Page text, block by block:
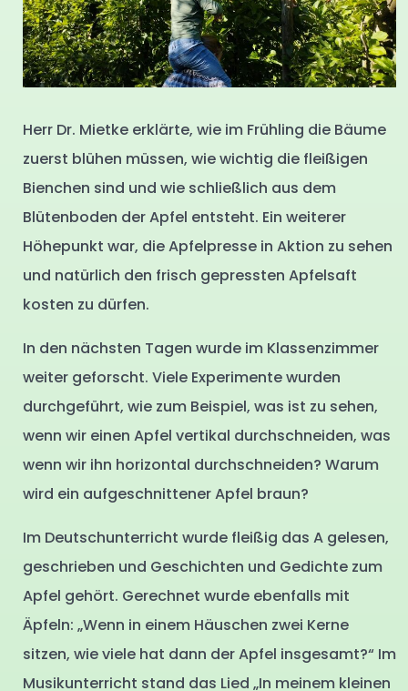
Herr Dr. Mietke erklärte, wie im Frühling die Bäume
zuerst blühen müssen, wie wichtig die fleißigen
Bienchen sind und wie schließlich aus dem
Blütenboden der Apfel entsteht. Ein weiterer
Höhepunkt war, die Apfelpresse in Aktion zu sehen
und natürlich den frisch gepressten Apfelsaft
kosten zu dürfen.
In den nächsten Tagen wurde im Klassenzimmer
weiter geforscht. Viele Experimente wurden
durchgeführt, wie zum Beispiel, was ist zu sehen,
wenn wir einen Apfel vertikal durchschneiden, was
wenn wir ihn horizontal durchschneiden? Warum
wird ein aufgeschnittener Apfel braun?
Im Deutschunterricht wurde fleißig das A gelesen,
geschrieben und Geschichten und Gedichte zum
Apfel gehört. Gerechnet wurde ebenfalls mit
Äpfeln: „Wenn in einem Häuschen zwei Kerne
sitzen, wie viele hat dann der Apfel insgesamt?“ Im
Musikunterricht stand das Lied „In meinem kleinen